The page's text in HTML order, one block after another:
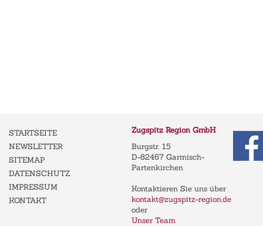
STARTSEITE
NEWSLETTER
SITEMAP
DATENSCHUTZ
IMPRESSUM
KONTAKT
Zugspitz Region GmbH
Burgstr. 15
D-82467 Garmisch-
Partenkirchen
Kontaktieren Sie uns über
kontakt@zugspitz-region.de
oder
Unser Team